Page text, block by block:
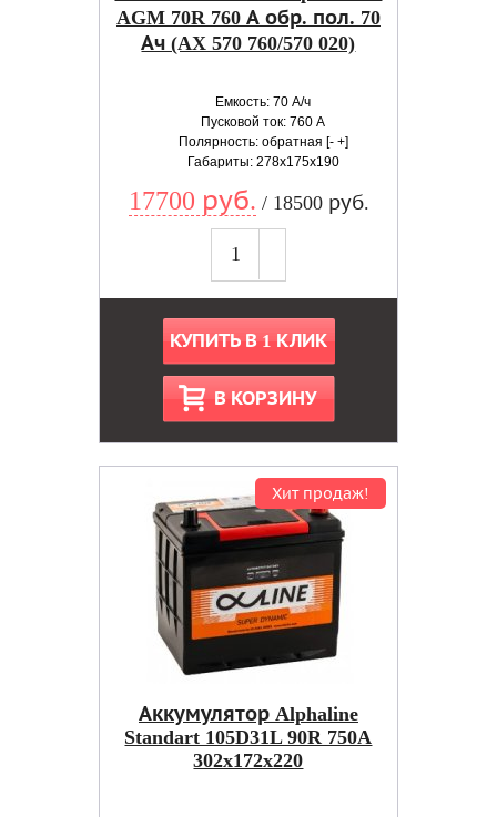
AGM 70R 760 А обр. пол. 70
Ач (AX 570 760/570 020)
Емкость: 70 А/ч
Пусковой ток: 760 А
Полярность: обратная [- +]
Габариты: 278x175x190
17700 руб. / 18500 руб.
КУПИТЬ В 1 КЛИК
В КОРЗИНУ
Хит продаж!
Аккумулятор Alphaline
Standart 105D31L 90R 750A
302x172x220